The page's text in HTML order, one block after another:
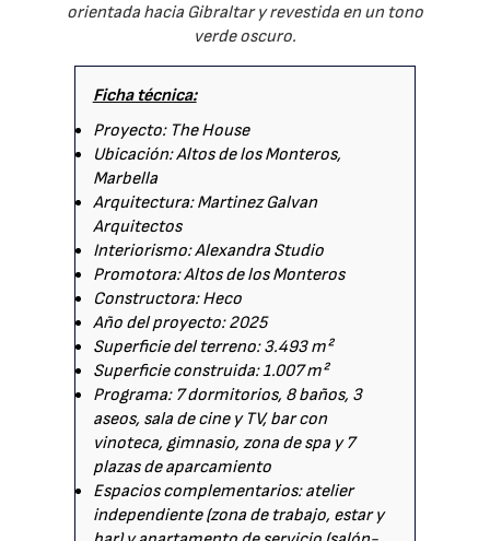
orientada hacia Gibraltar y revestida en un tono
verde oscuro.
Ficha técnica:
Proyecto: The House
Ubicación: Altos de los Monteros,
Marbella
Arquitectura: Martinez Galvan
Arquitectos
Interiorismo: Alexandra Studio
Promotora: Altos de los Monteros
Constructora: Heco
Año del proyecto: 2025
Superficie del terreno: 3.493 m²
Superficie construida: 1.007 m²
Programa: 7 dormitorios, 8 baños, 3
aseos, sala de cine y TV, bar con
vinoteca, gimnasio, zona de spa y 7
plazas de aparcamiento
Espacios complementarios: atelier
independiente (zona de trabajo, estar y